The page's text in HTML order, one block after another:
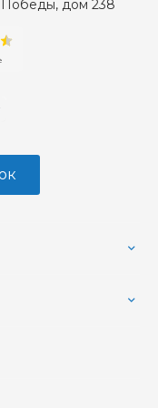
Победы, дом 238